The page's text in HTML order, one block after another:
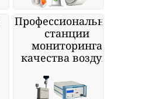
Профессиональные
станции
мониторинга
качества воздуха